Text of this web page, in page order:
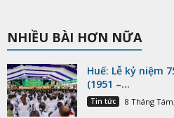
NHIỀU BÀI HƠN NỮA
Huế: Lễ kỷ niệm
(1951 –...
Tin tức 8 Tháng